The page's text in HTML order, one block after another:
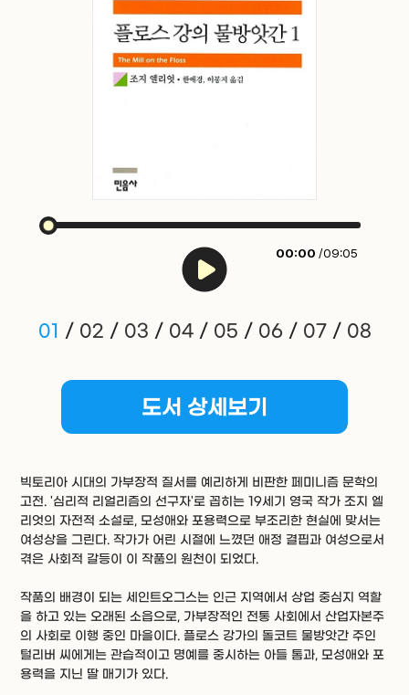
00:00 /09:05
01 / 02 / 03 / 04/ 05 / 06 / 07/ 08
도서 상세보기
빅토리아 시대의 가부장적 질서를 예리하게 비판한 페미니즘 문학의
고전. '심리적 리얼리즘의 선구자'로 꼽히는 19세기 영국 작가 조지 엘
리엇의 자전적 소설로, 모성애와 포용력으로 부조리한 현실에 맞서는
여성상을 그린다. 작가가 어린 시절에 느꼈던 애정 결핍과 여성으로서
겪은 사회적 갈등이 이 작품의 원천이 되었다.
작품의 배경이 되는 세인트오그스는 인근 지역에서 상업 중심지 역할
을 하고 있는 오래된 소읍으로, 가부장적인 전통 사회에서 산업자본주
의 사회로 이행 중인 마을이다. 플로스 강가의 돌코트 물방앗간 주인
털리버 씨에게는 관습적이고 명예를 중시하는 아들 톰과, 모성애와 포
용력을 지닌 딸 매기가 있다.